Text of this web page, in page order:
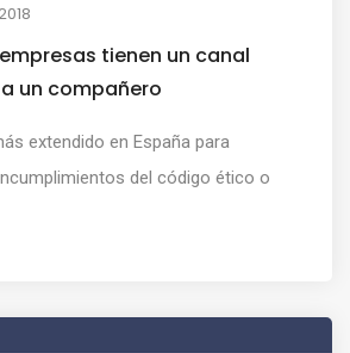
tienen un canal
un compañero
extendido en España para
del código ético o